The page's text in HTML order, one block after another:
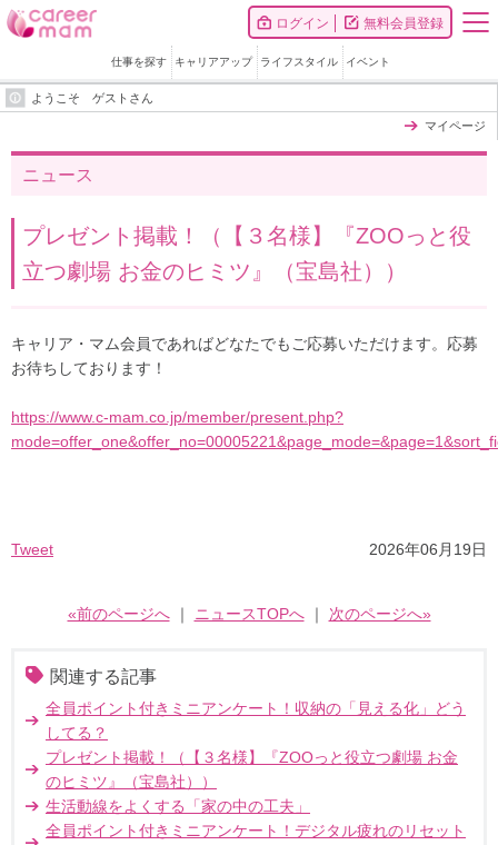
ログイン 無料会員登録
仕事を探す キャリアアップ ライフスタイル イベント
ようこそ ゲストさん
マイページ
ニュース
プレゼント掲載！（【３名様】『ZOOっと役
立つ劇場 お金のヒミツ』（宝島社））
キャリア・マム会員であればどなたでもご応募いただけます。応募
お待ちしております！
https://www.c-mam.co.jp/member/present.php?
Tweet 2026年06月19日
«前のページへ｜ ニュースTOPへ｜ 次のページへ»
関連する記事
全員ポイント付きミニアンケート！収納の「見える化」どう
してる？
プレゼント掲載！（【３名様】『ZOOっと役立つ劇場 お金
のヒミツ』（宝島社））
生活動線をよくする「家の中の工夫」
全員ポイント付きミニアンケート！デジタル疲れのリセット